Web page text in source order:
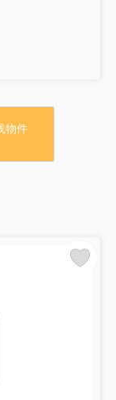
モール♪
も受
い
物件